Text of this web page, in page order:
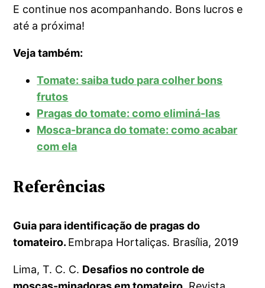
E continue nos acompanhando. Bons lucros e
até a próxima!
Veja também:
Tomate: saiba tudo para colher bons
frutos
Pragas do tomate: como eliminá-las
Mosca-branca do tomate: como acabar
com ela
Referências
Guia para identificação de pragas do
tomateiro. Embrapa Hortaliças. Brasília, 2019
Lima, T. C. C. Desafios no controle de